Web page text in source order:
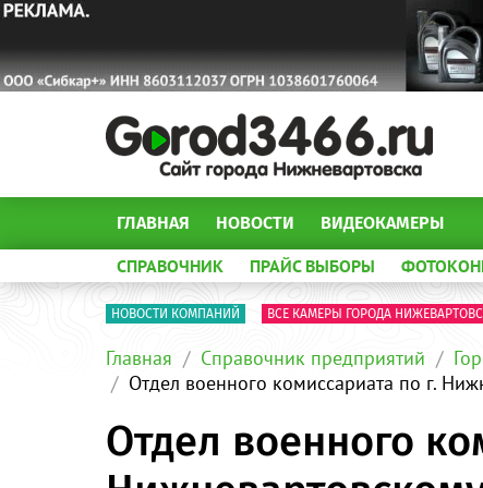
ГЛАВНАЯ НОВОСТИ ВИДЕОКАМЕРЫ
СПРАВОЧНИК ПРАЙС ВЫБОРЫ
НОВОСТИ КОМПАНИЙ ВСЕ КАМЕРЫ ГОРОДА
Главная Справочник предприятий
Отдел военного комиссариата по г.
Отдел военного